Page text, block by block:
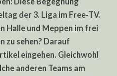
ZWISCHEN
HALLESCHER
–
MEPPEN
LIVE
IM
FREE-
der 3. Liga im Free-TV.
Halle und Meppen im frei
zu sehen? Darauf
eingehen. Gleichwohl
anderen Teams am